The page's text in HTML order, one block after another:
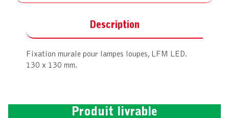
Description
Fixation murale pour lampes loupes, LFM LED.
130 x 130 mm.
Produit livrable